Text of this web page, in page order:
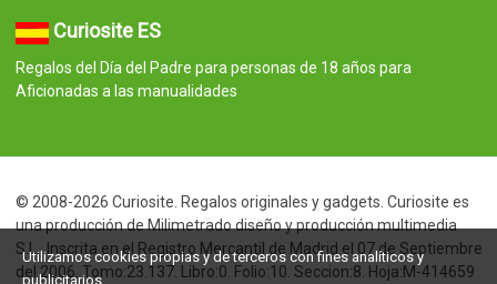
Curiosite ES
Regalos del Día del Padre para personas de 18 años para
Aficionadas a las manualidades
© 2008-2026 Curiosite. Regalos originales y gadgets. Curiosite es
una producción de Milimetrado diseño y producción multimedia
S.L.. Inscrita en el Registro Mercantil de Madrid el 07 de Septiembre
del 2006. Tomo:23.137. Libro:0. Folio:10. Seccion:8. Hoja:M-414659
Utilizamos cookies propias y de terceros con fines analíticos y
publicitarios.